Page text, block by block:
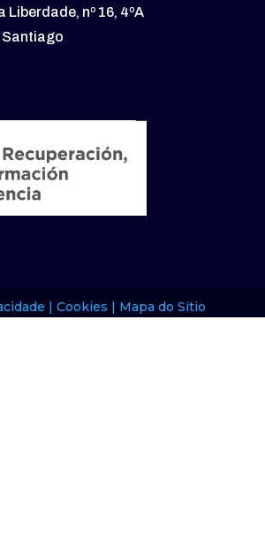
Liberdade, nº 16, 4ºA
Santiago
| Cookies | Mapa do Sitio